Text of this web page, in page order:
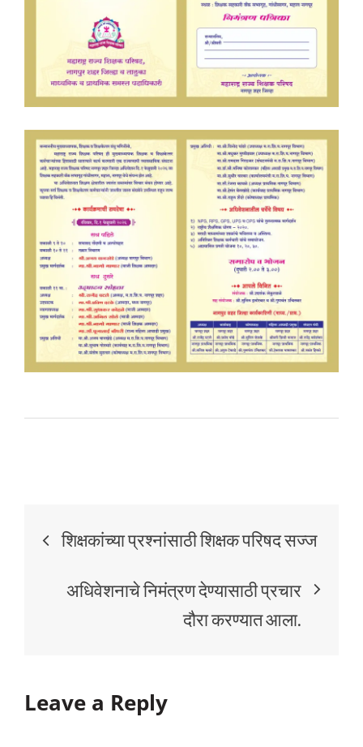
शिक्षकांच्या प्रश्नांसाठी शिक्षक परिषद सज्ज
अधिवेशनाचे निमंत्रण देण्यासाठी प्रचार
दौरा करण्यात आला.
Leave a Reply